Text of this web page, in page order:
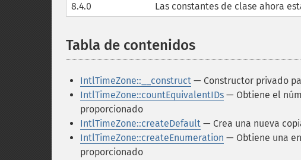
8.4.0
Las constantes de clase ahora
Tabla de contenidos
IntlTimeZone::__construct — Constructor privado
IntlTimeZone::countEquivalentIDs — Obtiene el
proporcionado
IntlTimeZone::createDefault — Crea una nueva
IntlTimeZone::createEnumeration — Obtiene una
proporcionado